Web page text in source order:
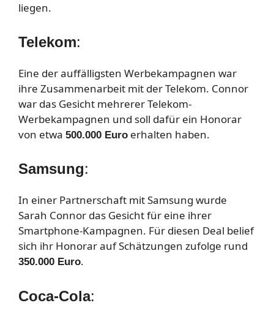
liegen.
Telekom:
Eine der auffälligsten Werbekampagnen war
ihre Zusammenarbeit mit der Telekom. Connor
war das Gesicht mehrerer Telekom-
Werbekampagnen und soll dafür ein Honorar
von etwa 500.000 Euro erhalten haben.
Samsung:
In einer Partnerschaft mit Samsung wurde
Sarah Connor das Gesicht für eine ihrer
Smartphone-Kampagnen. Für diesen Deal belief
sich ihr Honorar auf Schätzungen zufolge rund
350.000 Euro.
Coca-Cola: